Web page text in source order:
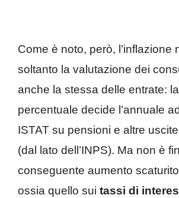
Come è noto, però, l’inflazione
soltanto la valutazione dei
anche la stessa delle entrate:
percentuale decide l’annuale
ISTAT su pensioni e altre
(dal lato dell’INPS). Ma non è
conseguente aumento
ossia quello sui tassi di